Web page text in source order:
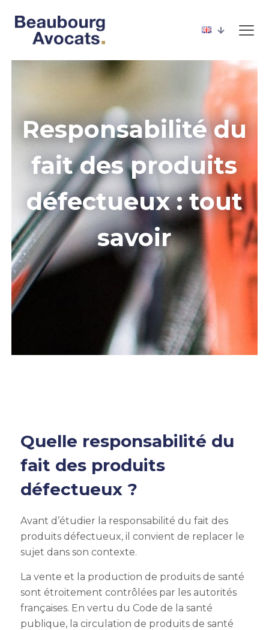
Responsabilité du
fait des produits
défectueux : tout
savoir
Quelle responsabilité du
fait des produits
défectueux ?
Avant d’étudier la responsabilité du fait des
produits défectueux, il convient de replacer le
sujet dans son contexte.
La vente et la production de produits de santé
sont étroitement contrôlées par les autorités
françaises. En vertu du Code de la santé
publique, la circulation de produits de santé